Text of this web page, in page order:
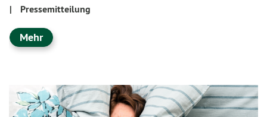
|
Pressemitteilung
Mehr